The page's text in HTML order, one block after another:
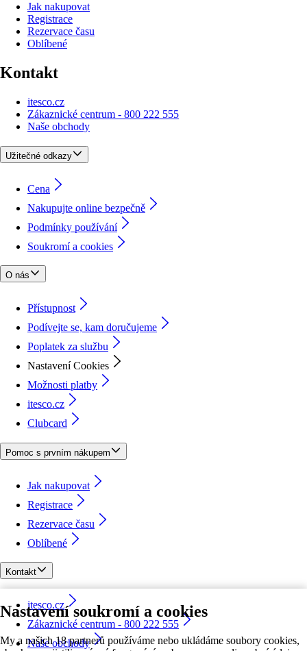
Nastavení soukromí a cookies
My a našich 18 partnerů používáme nebo ukládáme soubory cookies,
Jak nakupovat
Registrace
Rezervace času
Oblíbené
Kontakt
itesco.cz
Zákaznické centrum - 800 222 555
Naše obchody
Užitečné odkazy
Cena
Nakupujte online bezpečně
Podmínky používání
Soukromí a cookies
O nás
Přístupnost
Podívejte se, kam doručujeme
Poplatek za službu
Nastavení Cookies
Možnosti platby
itesco.cz
Clubcard
Pomoc s prvním nákupem
Jak nakupovat
Registrace
Rezervace času
Oblíbené
Kontakt
itesco.cz
Zákaznické centrum - 800 222 555
Naše obchody